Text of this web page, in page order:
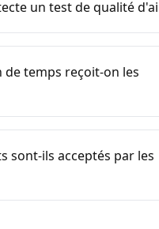
un test de qualité
de temps reçoit-on les
sont-ils acceptés par les